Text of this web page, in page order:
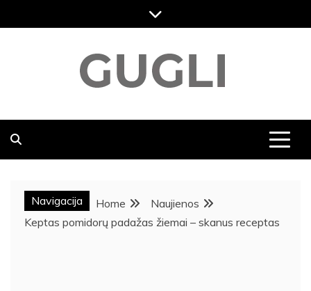
to
DVASINGUMAS, KELIONĖS NAUJIENOS, MENAS,
Navigacija Home
Naujienos
Keptas pomidorų padažas žiemai – skanus receptas